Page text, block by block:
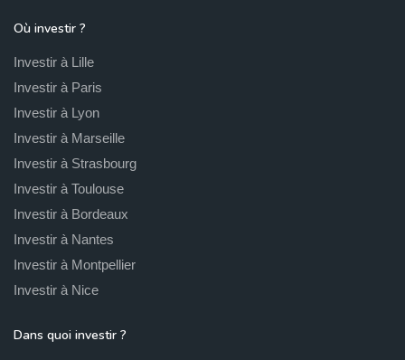
Où investir ?
Investir à Lille
Investir à Paris
Investir à Lyon
Investir à Marseille
Investir à Strasbourg
Investir à Toulouse
Investir à Bordeaux
Investir à Nantes
Investir à Montpellier
Investir à Nice
Dans quoi investir ?